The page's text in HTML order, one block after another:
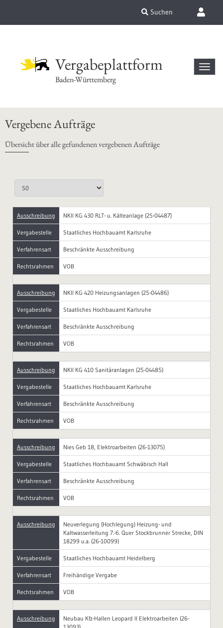
Suchen
Vergabeplattform
Baden-Württemberg
Vergebene Aufträge
Übersicht über alle gefundenen vergebenen Aufträge
Ausschreibung NKII KG 430 RLT- u. Kälteanlage (25-04487)
Vergabestelle Staatliches Hochbauamt Karlsruhe
Verfahrensart Beschränkte Ausschreibung
Rechtsrahmen VOB
Ausschreibung NKII KG 420 Heizungsanlagen (25-04486)
Vergabestelle Staatliches Hochbauamt Karlsruhe
Verfahrensart Beschränkte Ausschreibung
Rechtsrahmen VOB
Ausschreibung NKII KG 410 Sanitäranlagen (25-04485)
Vergabestelle Staatliches Hochbauamt Karlsruhe
Verfahrensart Beschränkte Ausschreibung
Rechtsrahmen VOB
Ausschreibung Nies Geb 18, Elektroarbeiten (26-13075)
Vergabestelle Staatliches Hochbauamt Schwäbisch Hall
Verfahrensart Beschränkte Ausschreibung
Rechtsrahmen VOB
Ausschreibung
Neuverlegung (Hochlegung) Heizung- und
Kaltwasserleitung 7.-6. Quer Stockbrunner Strecke, DIN
18299 u.a. (26-10099)
Vergabestelle Staatliches Hochbauamt Heidelberg
Verfahrensart Freihändige Vergabe
Rechtsrahmen VOB
Ausschreibung
Neubau Kfz-Hallen Leopard II Elektroarbeiten (26-